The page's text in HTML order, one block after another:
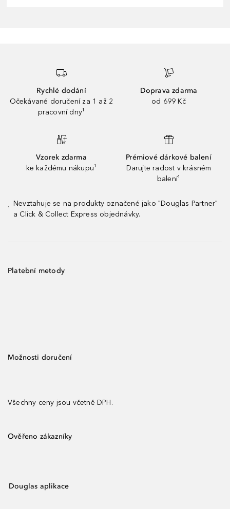
Rychlé dodání
Očekávané doručení za 1 až 2
pracovní dny¹
Doprava zdarma
od 699 Kč
Vzorek zdarma
ke každému nákupu¹
Prémiové dárkové balení
Darujte radost v krásném
balení¹
¹
Nevztahuje se na produkty označené jako "Douglas Partner"
a Click & Collect Express objednávky.
Platební metody
Možnosti doručení
Všechny ceny jsou včetně DPH.
Ověřeno zákazníky
Douglas aplikace